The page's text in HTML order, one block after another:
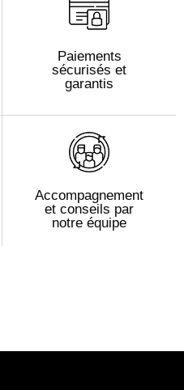
Paiements
sécurisés et
garantis
Accompagnement
et conseils par
notre équipe